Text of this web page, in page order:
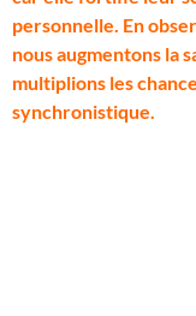
personnelle. En
nous augmentons la
multiplions les
synchronistique.